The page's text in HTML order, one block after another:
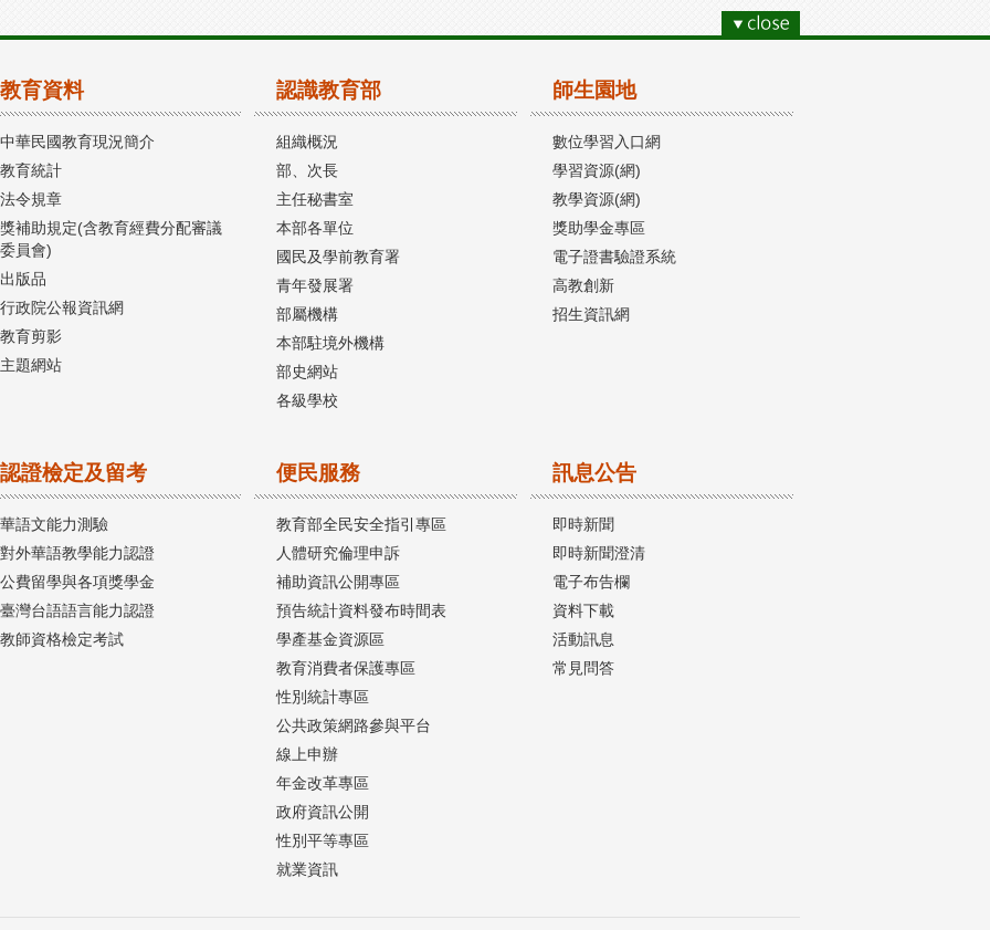
教育資料
中華民國教育現況簡介
教育統計
法令規章
獎補助規定(含教育經費分配審議
委員會)
出版品
行政院公報資訊網
教育剪影
主題網站
認識教育部
組織概況
部、次長
主任秘書室
本部各單位
國民及學前教育署
青年發展署
部屬機構
本部駐境外機構
部史網站
各級學校
師生園地
數位學習入口網
學習資源(網)
教學資源(網)
獎助學金專區
電子證書驗證系統
高教創新
招生資訊網
認證檢定及留考
華語文能力測驗
對外華語教學能力認證
公費留學與各項獎學金
臺灣台語語言能力認證
教師資格檢定考試
便民服務
教育部全民安全指引專區
人體研究倫理申訴
補助資訊公開專區
預告統計資料發布時間表
學產基金資源區
教育消費者保護專區
性別統計專區
公共政策網路參與平台
線上申辦
年金改革專區
政府資訊公開
性別平等專區
就業資訊
訊息公告
即時新聞
即時新聞澄清
電子布告欄
資料下載
活動訊息
常見問答